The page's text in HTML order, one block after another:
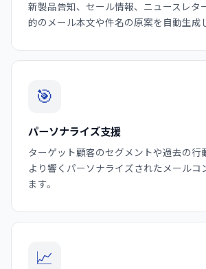
新製品告知、セール情報、ニュースレタ
的のメール本文や件名の原案を自動生成
🎯
パーソナライズ支援
ターゲット顧客のセグメントや過去の行
より響くパーソナライズされたメールコ
ます。
📈